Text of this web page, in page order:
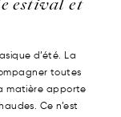
d’été. La
toutes
matière apporte
Ce n’est